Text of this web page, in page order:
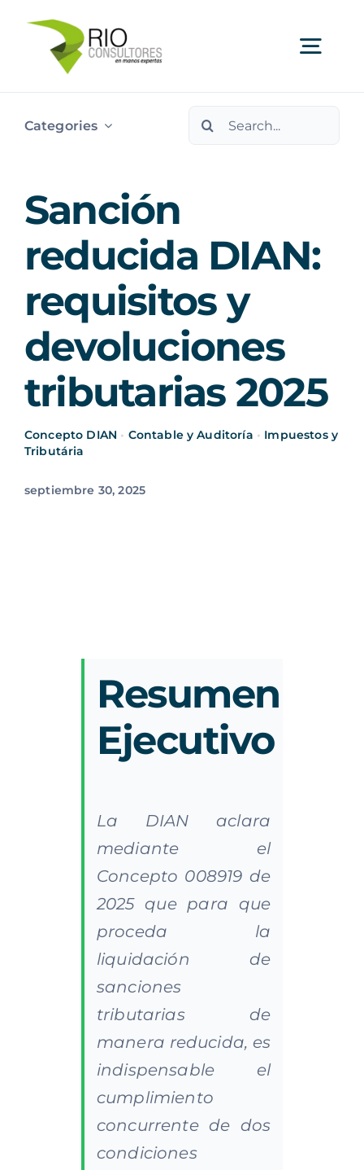
content
Categories
Search
Sanción
reducida DIAN:
requisitos y
devoluciones
tributarias 2025
Concepto DIAN • Contable y Auditoría • Impuestos y
Tributária
septiembre 30, 2025
Resumen
Ejecutivo
La DIAN aclara
mediante el
Concepto 008919 de
2025 que para que
proceda la
liquidación de
sanciones
tributarias de
manera reducida, es
indispensable el
cumplimiento
concurrente de dos
condiciones